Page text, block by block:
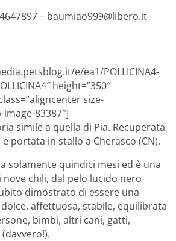
– baumiao999@libero.it
e/ea1/POLLICINA4-
height=”350″
size-
83387″]
simile a quella di Pia. Recuperata
portata in stallo a Cherasco (CN).
solamente quindici mesi ed è una
chili, dal pelo lucido nero
dimostrato di essere una
affettuosa, stabile, equilibrata
bimbi, altri cani, gatti,